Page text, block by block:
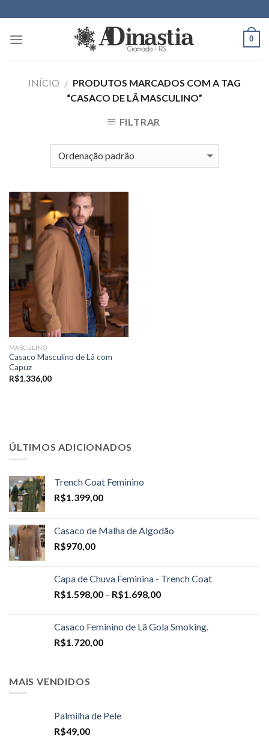
to
content
0
INÍCIO / PRODUTOS MARCADOS COM A TAG
“CASACO DE LÃ MASCULINO”
FILTRAR
MASCULINO
Casaco Masculino de Lã com
Capuz
R$1.336,00
ÚLTIMOS ADICIONADOS
Trench Coat Feminino
R$1.399,00
Casaco de Malha de Algodão
R$970,00
Capa de Chuva Feminina - Trench Coat
R$1.598,00 – R$1.698,00Price
through
Casaco Feminino de Lã Gola Smoking.
R$1.720,00
MAIS VENDIDOS
Palmilha de Pele
R$49,00